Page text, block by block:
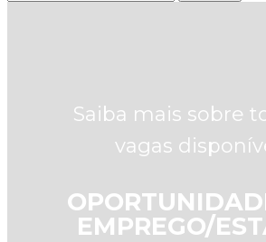
Saiba mais sobre
vagas
EMPREGO/